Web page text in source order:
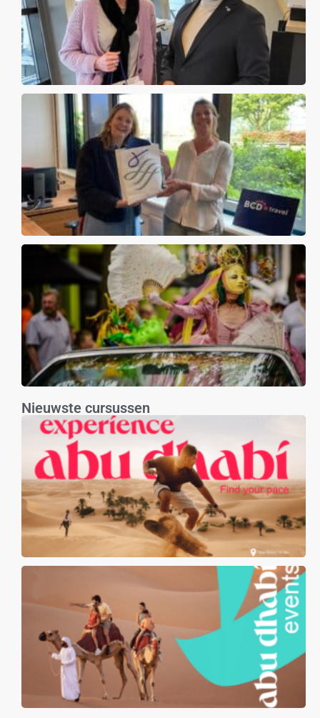
Nieuwste cursussen